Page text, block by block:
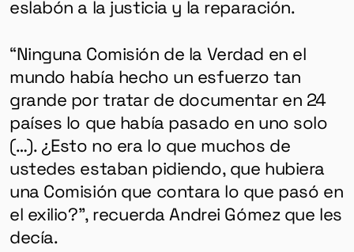
eslabón a la justicia y la reparación.
“Ninguna Comisión de la Verdad en el
mundo había hecho un esfuerzo tan
grande por tratar de documentar en 24
países lo que había pasado en uno solo
(…). ¿Esto no era lo que muchos de
ustedes estaban pidiendo, que hubiera
una Comisión que contara lo que pasó en
el exilio?”, recuerda Andrei Gómez que les
decía.